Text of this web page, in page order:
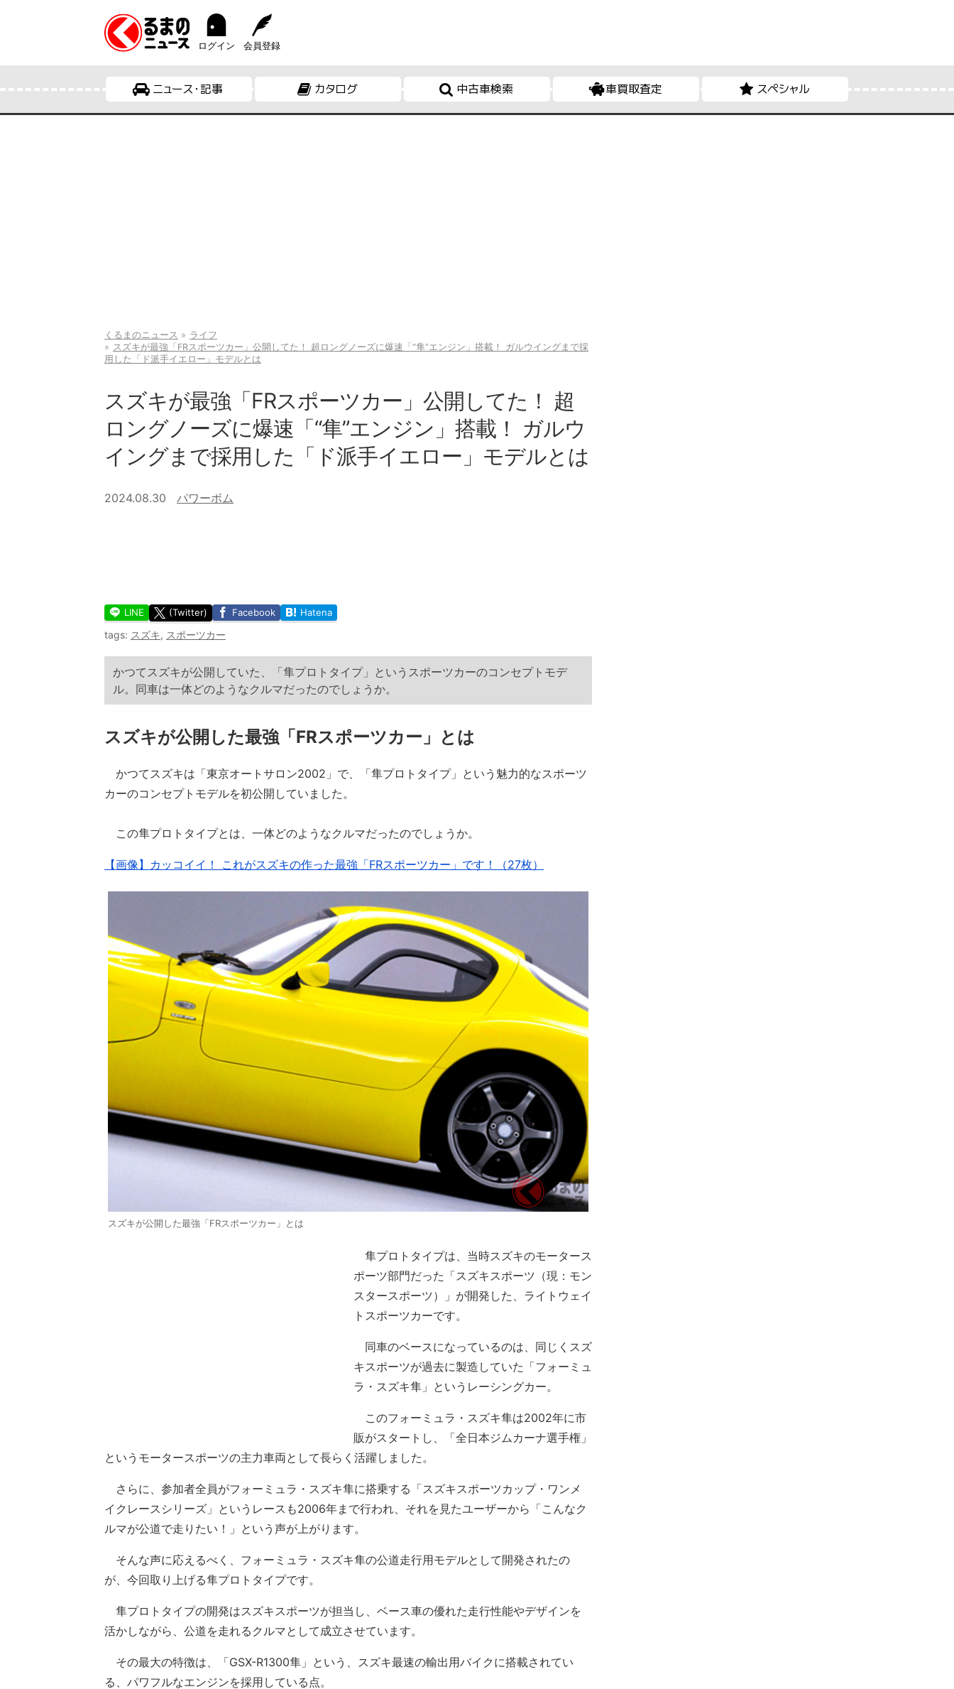
ログイン 会員登録
ニュース・記事 カタログ 中古車検索 車買取査定 スペシャル
くるまのニュース
ライフ
スズキが最強「FRスポーツカー」公開してた！ 超ロングノーズに爆速「“隼”エンジン」搭載！ ガルウイングまで採
用した「ド派手イエロー」モデルとは
スズキが最強「FRスポーツカー」公開してた！ 超
ロングノーズに爆速「“隼”エンジン」搭載！ ガルウ
イングまで採用した「ド派手イエロー」モデルとは
2024.08.30 パワーボム
LINE (Twitter) Facebook Hatena
tags: スズキ, スポーツカー
かつてスズキが公開していた、「隼プロトタイプ」というスポーツカーのコンセプトモデ
ル。同車は一体どのようなクルマだったのでしょうか。
スズキが公開した最強「FRスポーツカー」とは
かつてスズキは「東京オートサロン2002」で、「隼プロトタイプ」という魅力的なスポーツ
カーのコンセプトモデルを初公開していました。
この隼プロトタイプとは、一体どのようなクルマだったのでしょうか。
【画像】カッコイイ！ これがスズキの作った最強「FRスポーツカー」です！（27枚）
スズキが公開した最強「FRスポーツカー」とは
隼プロトタイプは、当時スズキのモータース
ポーツ部門だった「スズキスポーツ（現：モン
スタースポーツ）」が開発した、ライトウェイ
トスポーツカーです。
同車のベースになっているのは、同じくスズ
キスポーツが過去に製造していた「フォーミュ
ラ・スズキ隼」というレーシングカー。
このフォーミュラ・スズキ隼は2002年に市
販がスタートし、「全日本ジムカーナ選手権」
というモータースポーツの主力車両として長らく活躍しました。
さらに、参加者全員がフォーミュラ・スズキ隼に搭乗する「スズキスポーツカップ・ワンメ
イクレースシリーズ」というレースも2006年まで行われ、それを見たユーザーから「こんなク
ルマが公道で走りたい！」という声が上がります。
そんな声に応えるべく、フォーミュラ・スズキ隼の公道走行用モデルとして開発されたの
が、今回取り上げる隼プロトタイプです。
隼プロトタイプの開発はスズキスポーツが担当し、ベース車の優れた走行性能やデザインを
活かしながら、公道を走れるクルマとして成立させています。
その最大の特徴は、「GSX-R1300隼」という、スズキ最速の輸出用バイクに搭載されてい
る、パワフルなエンジンを採用している点。